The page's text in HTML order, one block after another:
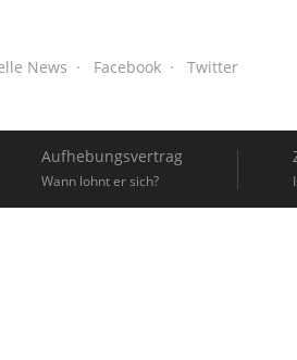
News Facebook Twitter
Aufhebungsvertrag
Wann lohnt er sich?